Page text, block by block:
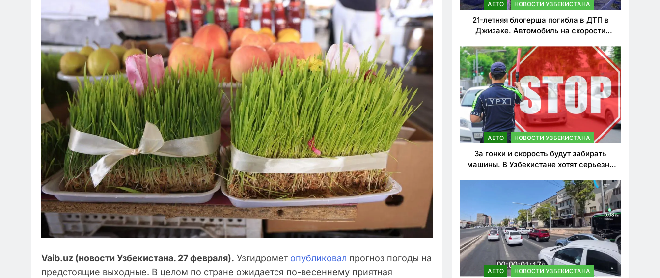
Vaib.uz (новости Узбекистана. 27 февраля). Узгидромет опубликовал прогноз погоды на
предстоящие выходные. В целом по стране ожидается по-весеннему приятная
АВТО НОВОСТИ УЗБЕКИСТАНА
21-летняя блогерша погибла в ДТП в
Джизаке. Автомобиль на скорости
АВТО НОВОСТИ УЗБЕКИСТАНА
За гонки и скорость будут забирать
машины. В Узбекистане хотят серьезно
АВТО НОВОСТИ УЗБЕКИСТАНА